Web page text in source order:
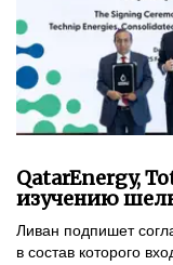
QatarEnergy,
изучению
Ливан подпишет
в состав которого